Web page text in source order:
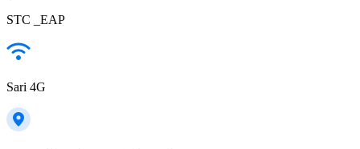
STC _EAP
Sari 4G